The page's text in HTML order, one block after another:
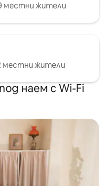
местни жители
местни жители
наем с Wi-Fi